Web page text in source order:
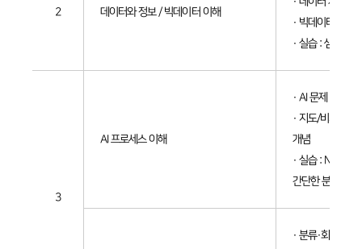
2 데이터와 정보 / 빅데이터 이해
· 빅데이터 5V
· 실습 : 샘플 데
3
AI 프로세스 이해
· AI 문제 해결 절
· 지도/비지도/강
개념
· 실습 : No-
간단한 분류 모
· 분류·회귀 기본